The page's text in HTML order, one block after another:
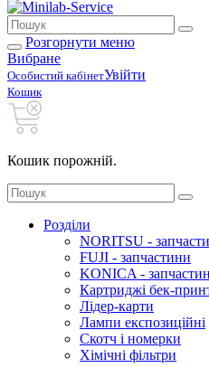
Розгорнути меню
Вибране
Особистий кабінетУвійти
Кошик
Кошик порожній.
Розділи
NORITSU -
FUJI - запчастини
KONICA -
Картриджі бек-
Лідер-карти
Лампи експозиційні
Скотч і номерки
Хімічні фільтри